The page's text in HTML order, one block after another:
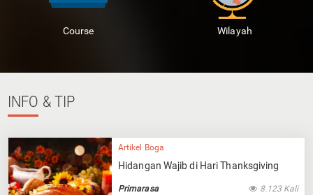
Course Wilayah
INFO & TIP
Artikel Boga
Hidangan Wajib di Hari Thanksgiving
Primarasa 8.123 Kali